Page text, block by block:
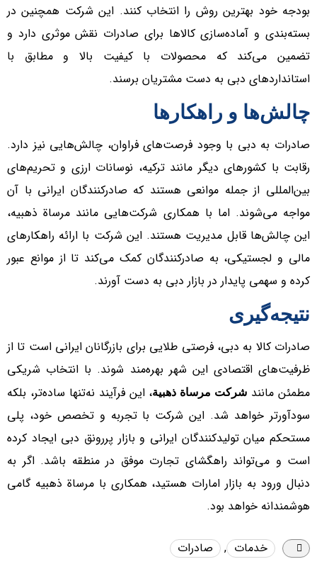
بودجه خود بهترین روش را انتخاب کنند. این شرکت همچنین در
بسته‌بندی و آماده‌سازی کالاها برای صادرات نقش موثری دارد و
تضمین می‌کند که محصولات با کیفیت بالا و مطابق با
استانداردهای دبی به دست مشتریان برسند.
چالش‌ها و راهکارها
صادرات به دبی با وجود فرصت‌های فراوان، چالش‌هایی نیز دارد.
رقابت با کشورهای دیگر مانند ترکیه، نوسانات ارزی و تحریم‌های
بین‌المللی از جمله موانعی هستند که صادرکنندگان ایرانی با آن
مواجه می‌شوند. اما با همکاری شرکت‌هایی مانند مرساة ذهبیه،
این چالش‌ها قابل مدیریت هستند. این شرکت با ارائه راهکارهای
مالی و لجستیکی، به صادرکنندگان کمک می‌کند تا از موانع عبور
کرده و سهمی پایدار در بازار دبی به دست آورند.
نتیجه‌گیری
صادرات کالا به دبی، فرصتی طلایی برای بازرگانان ایرانی است تا از
ظرفیت‌های اقتصادی این شهر بهره‌مند شوند. با انتخاب شریکی
مطمئن مانند شرکت مرساة ذهبیة، این فرآیند نه‌تنها ساده‌تر، بلکه
سودآورتر خواهد شد. این شرکت با تجربه و تخصص خود، پلی
مستحکم میان تولیدکنندگان ایرانی و بازار پررونق دبی ایجاد کرده
است و می‌تواند راهگشای تجارت موفق در منطقه باشد. اگر به
دنبال ورود به بازار امارات هستید، همکاری با مرساة ذهبیه گامی
هوشمندانه خواهد بود.
خدمات , صادرات